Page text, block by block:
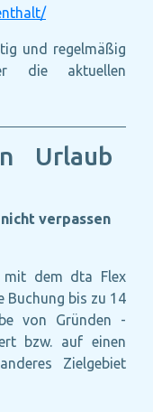
und regelmäßig
die aktuellen
Urlaub
verpassen
mit dem dta Flex
Buchung bis zu 14
von Gründen -
bzw. auf einen
Zielgebiet